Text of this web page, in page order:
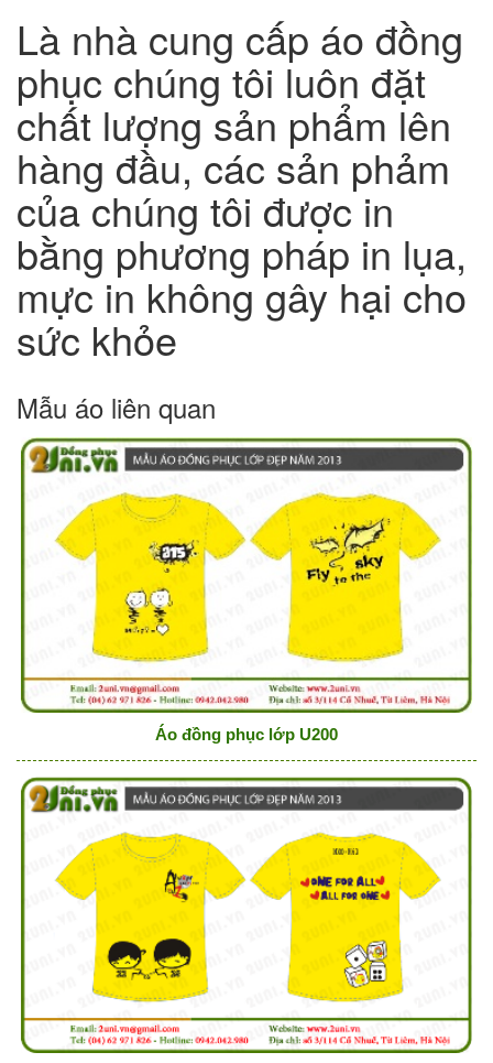
Là nhà cung cấp áo đồng
phục chúng tôi luôn đặt
chất lượng sản phẩm lên
hàng đầu, các sản phảm
của chúng tôi được in
bằng phương pháp in lụa,
mực in không gây hại cho
sức khỏe
Mẫu áo liên quan
Áo đồng phục lớp U200